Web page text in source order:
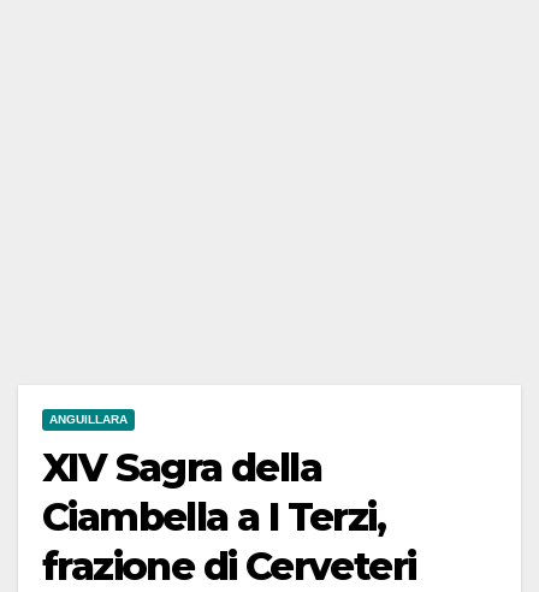
ANGUILLARA
XIV Sagra della
Ciambella a I Terzi,
frazione di Cerveteri